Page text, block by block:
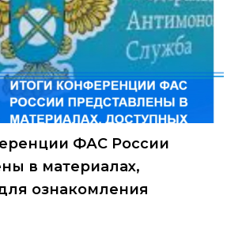
ФАС России
в материалах,
ознакомления